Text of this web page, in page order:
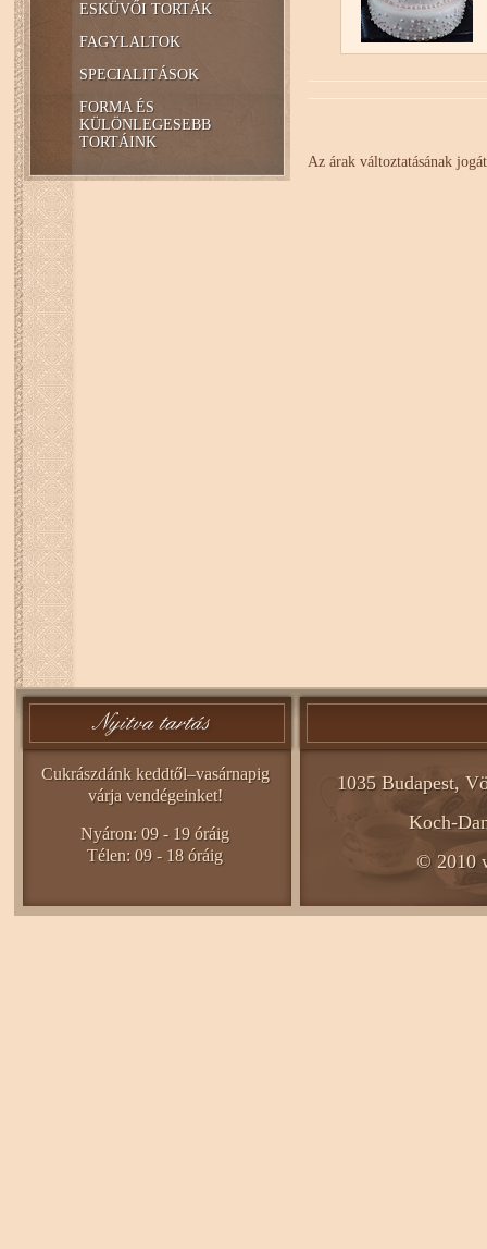
ESKÜVŐI TORTÁK
FAGYLALTOK
SPECIALITÁSOK
FORMA ÉS
KÜLÖNLEGESEBB
TORTÁINK
Az árak változtatásának
Cukrászdánk keddtől–vasárnapig
várja vendégeinket!
Nyáron: 09 - 19 óráig
Télen: 09 - 18 óráig
1035 Budapest,
Koch-
© 2010